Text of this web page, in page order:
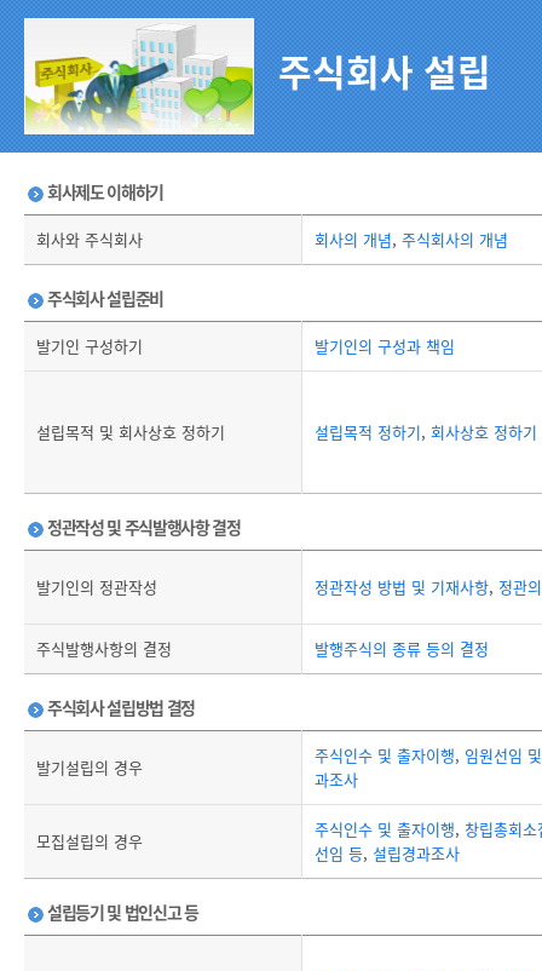
주식회사 설립
회사제도 이해하기
회사와 주식회사 회사의 개념, 주식회사의 개념
주식회사 설립준비
발기인 구성하기 발기인의 구성과 책임
설립목적 및 회사상호 정하기 설립목적 정하기, 회사상호 정하기
정관작성 및 주식발행사항 결정
발기인의 정관작성 정관작성 방법 및 기재사항, 정관
주식발행사항의 결정 발행주식의 종류 등의 결정
주식회사 설립방법 결정
발기설립의 경우
주식인수 및 출자이행, 임원선임
과조사
모집설립의 경우
주식인수 및 출자이행, 창립총회소
선임 등, 설립경과조사
설립등기 및 법인신고 등